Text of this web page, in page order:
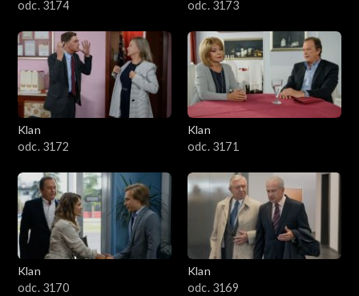
odc. 3174 odc. 3173
Klan
odc. 3172
Klan
odc. 3171
Klan
odc. 3170
Klan
odc. 3169